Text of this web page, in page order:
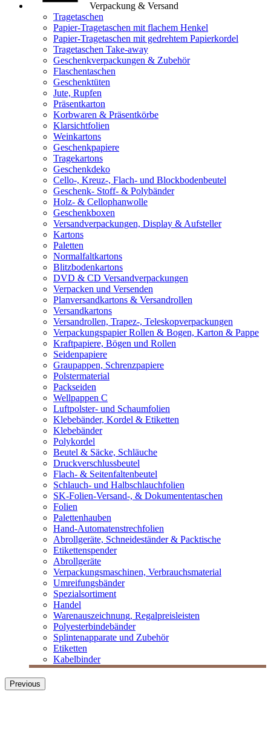
Verpackung & Versand
Tragetaschen
Papier-Tragetaschen mit flachem Henkel
Papier-Tragetaschen mit gedrehtem Papierkordel
Tragetaschen Take-away
Geschenkverpackungen & Zubehör
Flaschentaschen
Geschenktüten
Jute, Rupfen
Präsentkarton
Korbwaren & Präsentkörbe
Klarsichtfolien
Weinkartons
Geschenkpapiere
Tragekartons
Geschenkdeko
Cello-, Kreuz-, Flach- und Blockbodenbeutel
Geschenk- Stoff- & Polybänder
Holz- & Cellophanwolle
Geschenkboxen
Versandverpackungen, Display & Aufsteller
Kartons
Paletten
Normalfaltkartons
Blitzbodenkartons
DVD & CD Versandverpackungen
Verpacken und Versenden
Planversandkartons & Versandrollen
Versandkartons
Versandrollen, Trapez-, Teleskopverpackungen
Verpackungspapier Rollen & Bogen, Karton & Pappe
Kraftpapiere, Bögen und Rollen
Seidenpapiere
Graupappen, Schrenzpapiere
Polstermaterial
Packseiden
Wellpappen C
Luftpolster- und Schaumfolien
Klebebänder, Kordel & Etiketten
Klebebänder
Polykordel
Beutel & Säcke, Schläuche
Druckverschlussbeutel
Flach- & Seitenfaltenbeutel
Schlauch- und Halbschlauchfolien
SK-Folien-Versand-, & Dokumententaschen
Folien
Palettenhauben
Hand-Automatenstrechfolien
Abrollgeräte, Schneideständer & Packtische
Etikettenspender
Abrollgeräte
Verpackungsmaschinen, Verbrauchsmaterial
Umreifungsbänder
Spezialsortiment
Handel
Warenauszeichnung, Regalpreisleisten
Polyesterbindebänder
Splintenapparate und Zubehör
Etiketten
Kabelbinder
Previous